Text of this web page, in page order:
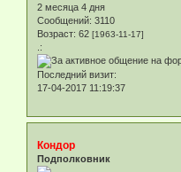
2 месяца 4 дня
Сообщений: 3110
Возраст: 62 [1963-11-17]
.:
Последний визит:
17-04-2017 11:19:37
Кондор
Подполковник